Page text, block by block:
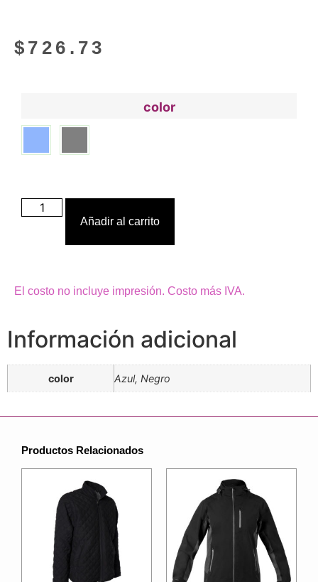
$ 726.73
color
Añadir al carrito
El costo no incluye impresión. Costo más IVA.
Información adicional
color Azul, Negro
Productos Relacionados